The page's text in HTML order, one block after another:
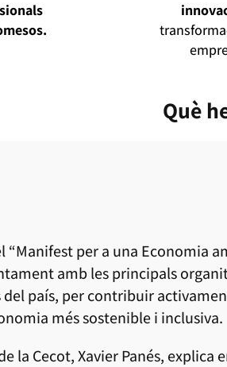
Què
“Manifest per a una Economia
amb les principals
del país, per contribuir
més sostenible i inclusiva.
la Cecot, Xavier Panés, explica